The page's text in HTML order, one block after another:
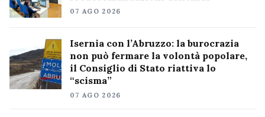
07 AGO 2026
Isernia con l’Abruzzo: la burocrazia
non può fermare la volontà popolare,
il Consiglio di Stato riattiva lo
“scisma”
07 AGO 2026